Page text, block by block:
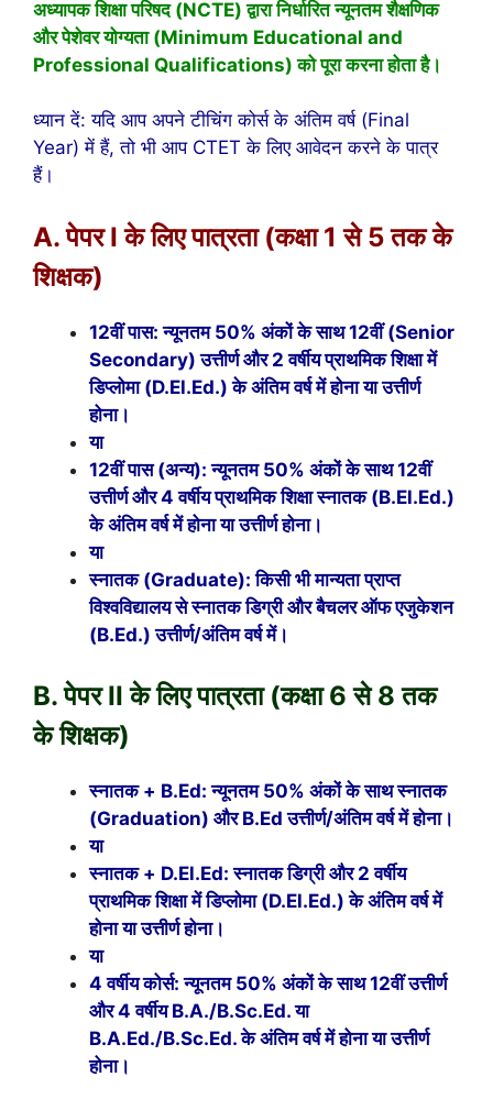
अध्यापक शिक्षा परिषद (NCTE) द्वारा निर्धारित न्यूनतम शैक्षणिक
और पेशेवर योग्यता (Minimum Educational and
Professional Qualifications) को पूरा करना होता है।
ध्यान दें: यदि आप अपने टीचिंग कोर्स के अंतिम वर्ष (Final
Year) में हैं, तो भी आप CTET के लिए आवेदन करने के पात्र
हैं।
A. पेपर I के लिए पात्रता (कक्षा 1 से 5 तक के
शिक्षक)
12वीं पास: न्यूनतम 50% अंकों के साथ 12वीं (Senior
Secondary) उत्तीर्ण और 2 वर्षीय प्राथमिक शिक्षा में
डिप्लोमा (D.El.Ed.) के अंतिम वर्ष में होना या उत्तीर्ण
होना।
या
12वीं पास (अन्य): न्यूनतम 50% अंकों के साथ 12वीं
उत्तीर्ण और 4 वर्षीय प्राथमिक शिक्षा स्नातक (B.El.Ed.)
के अंतिम वर्ष में होना या उत्तीर्ण होना।
या
स्नातक (Graduate): किसी भी मान्यता प्राप्त
विश्वविद्यालय से स्नातक डिग्री और बैचलर ऑफ एजुकेशन
(B.Ed.) उत्तीर्ण/अंतिम वर्ष में।
B. पेपर II के लिए पात्रता (कक्षा 6 से 8 तक
के शिक्षक)
स्नातक + B.Ed: न्यूनतम 50% अंकों के साथ स्नातक
(Graduation) और B.Ed उत्तीर्ण/अंतिम वर्ष में होना।
या
स्नातक + D.El.Ed: स्नातक डिग्री और 2 वर्षीय
प्राथमिक शिक्षा में डिप्लोमा (D.El.Ed.) के अंतिम वर्ष में
होना या उत्तीर्ण होना।
या
4 वर्षीय कोर्स: न्यूनतम 50% अंकों के साथ 12वीं उत्तीर्ण
और 4 वर्षीय B.A./B.Sc.Ed. या
B.A.Ed./B.Sc.Ed. के अंतिम वर्ष में होना या उत्तीर्ण
होना।